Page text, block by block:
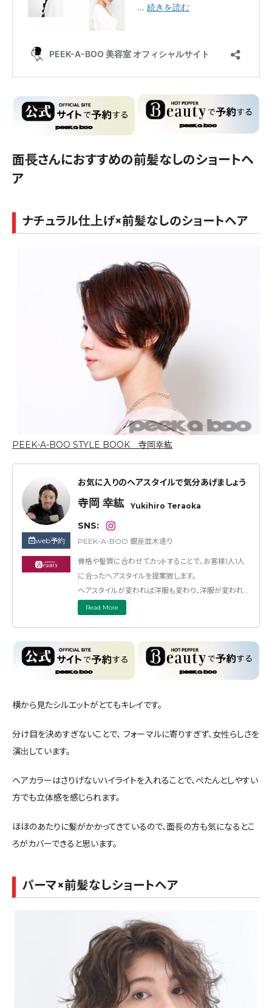
面長さんにおすすめの前髪なしのショートヘ
ア
ナチュラル仕上げ×前髪なしのショートヘア
PEEK-A-BOO STYLE BOOK 寺岡幸紘
web予約
お気に入りのヘアスタイルで気分あげましょう
寺岡 幸紘 Yukihiro Teraoka
SNS:
PEEK-A-BOO 銀座並木通り
骨格や髪質に合わせてカットすることで、お客様1人1人
に合ったヘアスタイルを提案致します。
ヘアスタイルが変われば洋服も変わり、洋服が変われ
ば付き合う人も変わります。
さい。
Read More
横から見たシルエットがとてもキレイです。
分け目を決めすぎないことで、 フォーマルに寄りすぎず、女性らしさを
演出しています。
ヘアカラーはさりげないハイライトを入れることで、ぺたんとしやすい
方でも立体感を感じられます。
ほほのあたりに髪がかかってきているので、面長の方も気になるとこ
ろがカバーできると思います。
パーマ×前髪なしショートヘア